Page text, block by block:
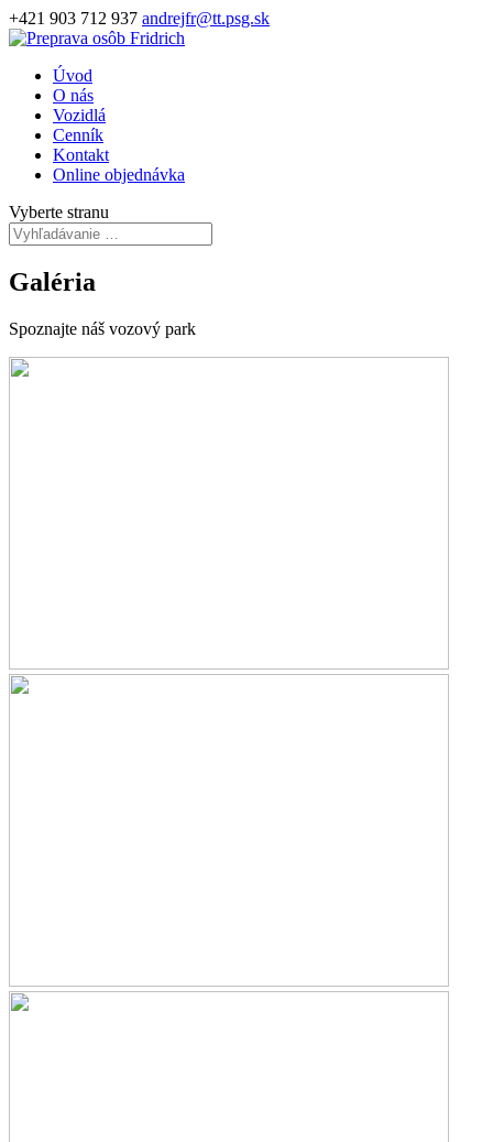
+421 903 712 937 andrejfr@tt.psg.sk
Úvod
O nás
Vozidlá
Cenník
Kontakt
Online objednávka
Vyberte stranu
Galéria
Spoznajte náš vozový park